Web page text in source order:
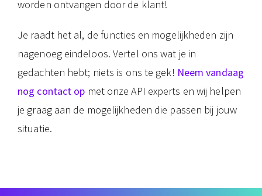
worden ontvangen door de klant!
Je raadt het al, de functies en mogelijkheden zijn
nagenoeg eindeloos. Vertel ons wat je in
gedachten hebt; niets is ons te gek! Neem vandaag
nog contact op met onze API experts en wij helpen
je graag aan de mogelijkheden die passen bij jouw
situatie.